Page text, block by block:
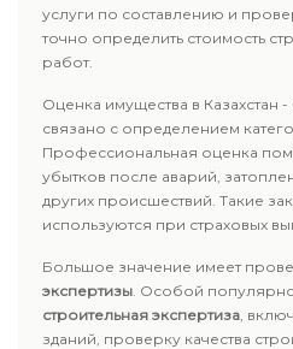
услуги по составлению и
точно определить стоимость
работ.
Оценка имущества в Казахстан
связано с определением
Профессиональная оценка
убытков после аварий,
других происшествий. Такие
используются при страховых
Большое значение имеет
экспертизы. Особой
строительная экспертиза,
зданий, проверку качества